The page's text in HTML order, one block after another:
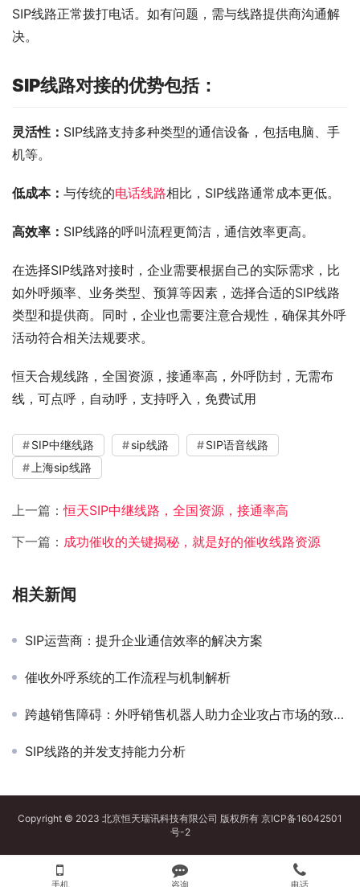
SIP线路正常拨打电话。如有问题，需与线路提供商沟通解
决。
SIP线路对接的优势包括：
灵活性： SIP线路支持多种类型的通信设备，包括电脑、手
机等。
低成本： 与传统的电话线路相比，SIP线路通常成本更低。
高效率： SIP线路的呼叫流程更简洁，通信效率更高。
在选择SIP线路对接时，企业需要根据自己的实际需求，比
如外呼频率、业务类型、预算等因素，选择合适的SIP线路
类型和提供商。同时，企业也需要注意合规性，确保其外呼
活动符合相关法规要求。
恒天合规线路，全国资源，接通率高，外呼防封，无需布
线，可点呼，自动呼，支持呼入，免费试用
SIP中继线路 sip线路
SIP语音线路
上海sip线路
上一篇：恒天SIP中继线路，全国资源，接通率高
下一篇： 成功催收的关键揭秘，就是好的催收线路资源
相关新闻
SIP运营商：提升企业通信效率的解决方案
催收外呼系统的工作流程与机制解析
跨越销售障碍：外呼销售机器人助力企业攻占市场的致胜之道
SIP线路的并发支持能力分析
Copyright © 2023 北京恒天瑞讯科技有限公司 版权所有 京ICP备16042501
号-2
手机 咨询 电话